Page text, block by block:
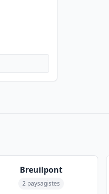
Breuilpont
2 paysagistes